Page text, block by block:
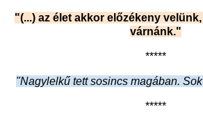
"(...) az élet akkor előzékeny
várnánk."
*****
"Nagylelkű tett sosincs magában.
*****